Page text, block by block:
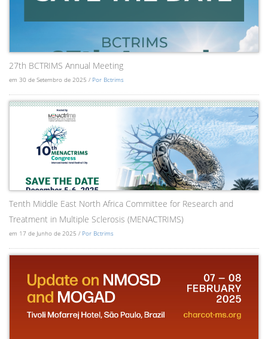
27th BCTRIMS Annual Meeting
em 30 de Setembro de 2025 / Por Bctrims
Tenth Middle East North Africa Committee for Research and
Treatment in Multiple Sclerosis (MENACTRIMS)
em 17 de Junho de 2025 / Por Bctrims